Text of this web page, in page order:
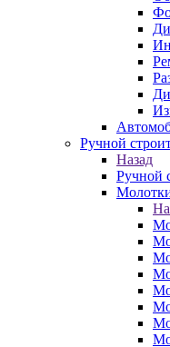
Ручной
Назад
Ручной